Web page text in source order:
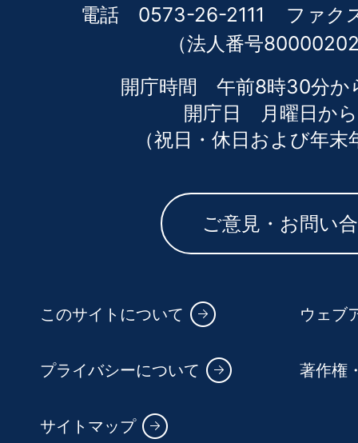
電話 0573-26-2111
ファ
（法人番号
開庁時間 午前8時30分か
開庁日 月曜日か
（祝日・休日および年
ご意見・お問い
このサイトについて ウェブ
プライバシーについて 著作権
サイトマップ